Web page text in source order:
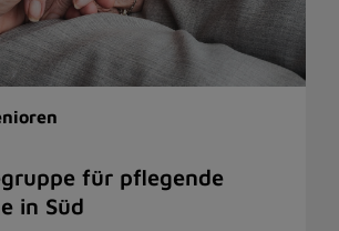
für pflegende
in Süd